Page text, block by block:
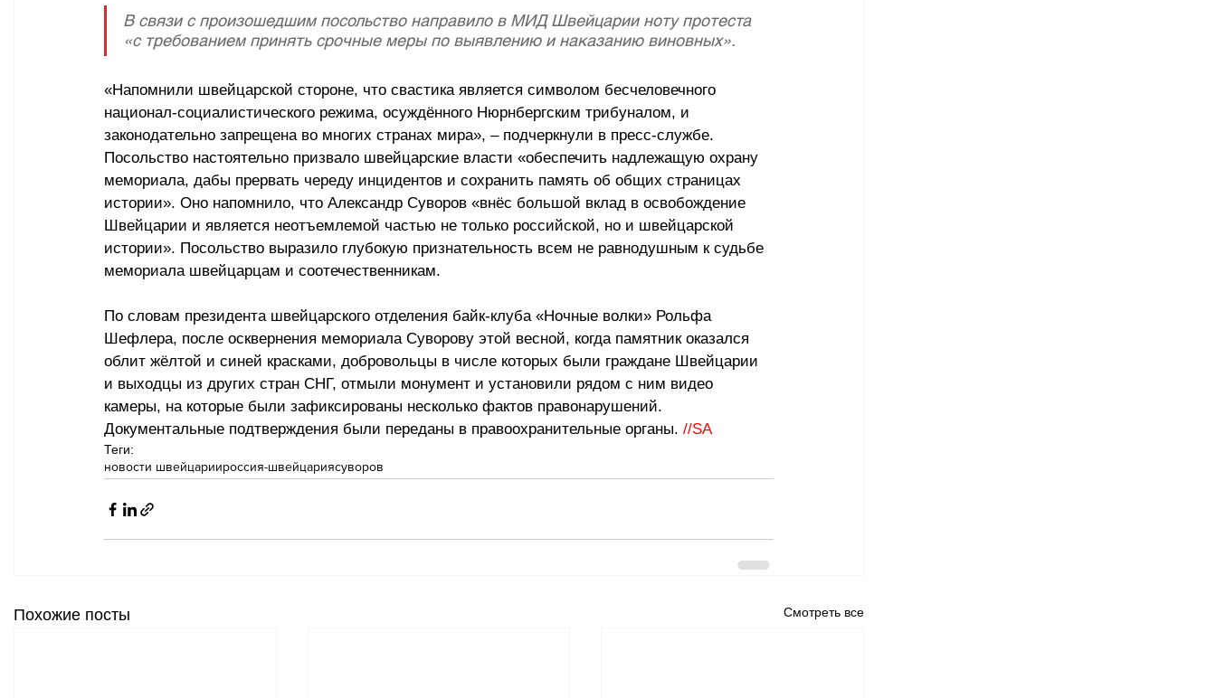
В связи с произошедшим посольство направило в МИД Швейцарии ноту протеста
«с требованием принять срочные меры по выявлению и наказанию виновных».
«Напомнили швейцарской стороне, что свастика является символом бесчеловечного
национал-социалистического режима, осуждённого Нюрнбергским трибуналом, и
законодательно запрещена во многих странах мира», – подчеркнули в пресс-службе.
Посольство настоятельно призвало швейцарские власти «обеспечить надлежащую охрану
мемориала, дабы прервать череду инцидентов и сохранить память об общих страницах
истории». Оно напомнило, что Александр Суворов «внёс большой вклад в освобождение
Швейцарии и является неотъемлемой частью не только российской, но и швейцарской
истории». Посольство выразило глубокую признательность всем не равнодушным к судьбе
мемориала швейцарцам и соотечественникам.
По словам президента швейцарского отделения байк-клуба «Ночные волки» Рольфа
Шефлера, после осквернения мемориала Суворову этой весной, когда памятник оказался
облит жёлтой и синей красками, добровольцы в числе которых были граждане Швейцарии
и выходцы из других стран СНГ, отмыли монумент и установили рядом с ним видео
камеры, на которые были зафиксированы несколько фактов правонарушений.
Документальные подтверждения были переданы в правоохранительные органы. //SA
Теги:
новости швейцариироссия-швейцариясуворов
Похожие посты Смотреть все